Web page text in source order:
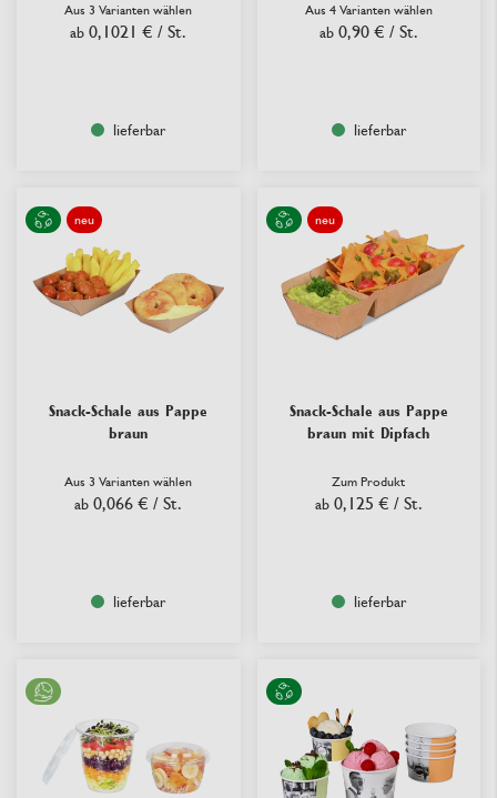
Aus 3 Varianten wählen
ab 0,1021 € / St.
lieferbar
Aus 4 Varianten wählen
ab 0,90 € / St.
lieferbar
neu
Snack-Schale aus Pappe
braun
Aus 3 Varianten wählen
ab 0,066 € / St.
lieferbar
neu
Snack-Schale aus Pappe
braun mit Dipfach
Zum Produkt
ab 0,125 € / St.
lieferbar